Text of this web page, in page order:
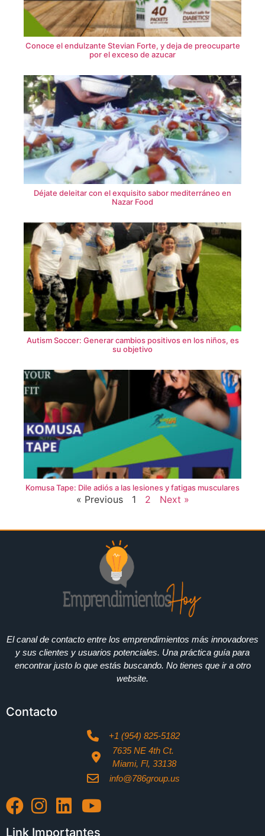
Conoce el endulzante Stevian Forte, y deja de preocuparte
por el exceso de azucar
Déjate deleitar con el exquisito sabor mediterráneo en
Nazar Food
Autism Soccer: Generar cambios positivos en los niños, es
su objetivo
Komusa Tape: Dile adiós a las lesiones y fatigas musculares
« Previous 1 2 Next »
El canal de contacto entre los emprendimientos más innovadores
y sus clientes y usuarios potenciales. Una práctica guía para
encontrar justo lo que estás buscando. No tienes que ir a otro
website.
Contacto
+1 (954) 825-5182
7635 NE 4th Ct.
Miami, Fl, 33138
info@786group.us
Link Importantes